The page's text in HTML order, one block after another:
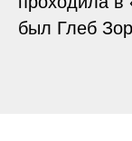
был Глеб